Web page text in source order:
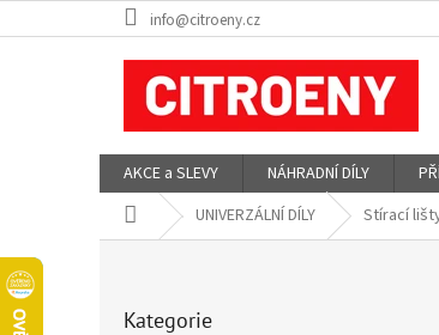
na
info@citroeny.cz
AKCE a SLEVY NÁHRADNÍ DÍLY
Domů UNIVERZÁLNÍ DÍLY Stírací
kategorie
Kategorie